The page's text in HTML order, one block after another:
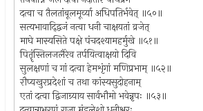
दत्वा च तैलतांबूलमूर्व्या अधिपतिर्भवेत् ॥५०॥
सत्यभावाद्द्विजं नत्वा धनी चाक्षयतां व्रजेत्
माघे मास्यसिते पक्षे पंचदश्यामहर्मुखे ॥५१॥
पितॄंस्तिलजलैरेव तर्पयित्वाक्षयो दिवि
सुलक्षणां च गां दत्वा हेमशृंगां मणिप्रभाम् ॥५२॥
रौप्यखुरप्रदेशां च तथा कांस्यसुदोहनाम्
एतां दत्वा द्विजाग्र्याय सार्वभौमो भवेन्नृपः ॥५३॥